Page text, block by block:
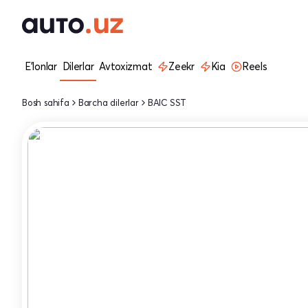
E'lonlar Dilerlar Avtoxizmat Zeekr Kia Reels
Bosh sahifa Barcha dilerlar BAIC SST